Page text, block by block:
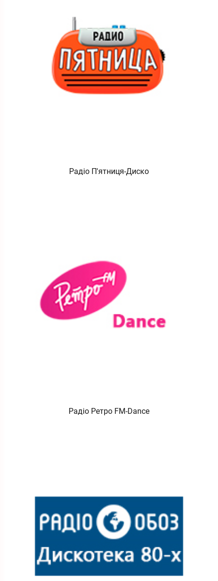
Радіо П'ятниця-Диско
Радіо Ретро FM-Dance